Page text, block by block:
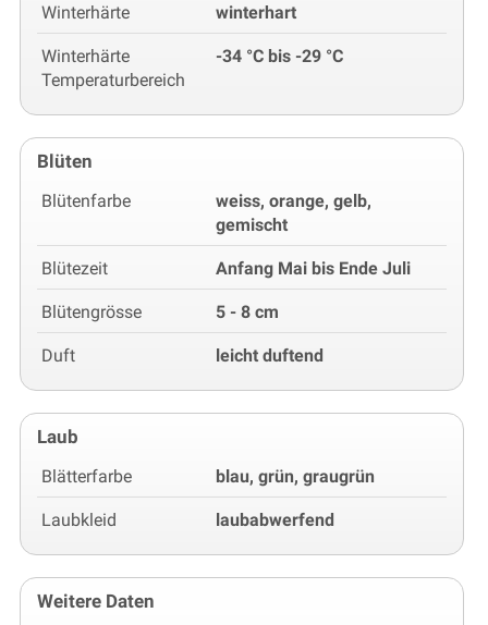
Winterhärte winterhart
Winterhärte
Temperaturbereich
-34 °C bis -29 °C
Blüten
Blütenfarbe
weiss, orange, gelb,
gemischt
Blütezeit Anfang Mai bis Ende Juli
Blütengrösse 5 - 8 cm
Duft leicht duftend
Laub
Blätterfarbe blau, grün, graugrün
Laubkleid laubabwerfend
Weitere Daten